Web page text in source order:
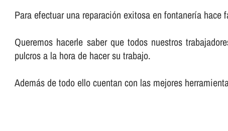
Para efectuar una reparación exitosa en fontanerí­a hace
Queremos hacerle saber que todos nuestros
pulcros a la hora de hacer su trabajo.
Además de todo ello cuentan con las mejores